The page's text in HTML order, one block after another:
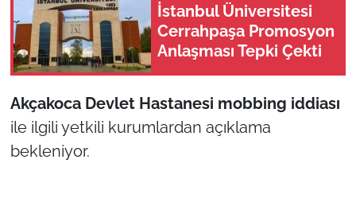
İstanbul Üniversitesi
Cerrahpaşa Promosyon
Anlaşması Tepki Çekti
Akçakoca Devlet Hastanesi mobbing iddiası
ile ilgili yetkili kurumlardan açıklama
bekleniyor.